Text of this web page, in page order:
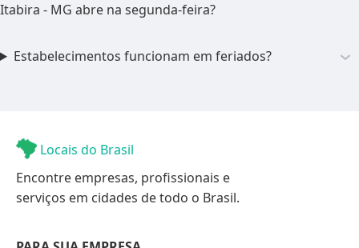
Itabira - MG abre na segunda-feira?
Estabelecimentos funcionam em feriados?
Locais do Brasil
Encontre empresas, profissionais e
serviços em cidades de todo o Brasil.